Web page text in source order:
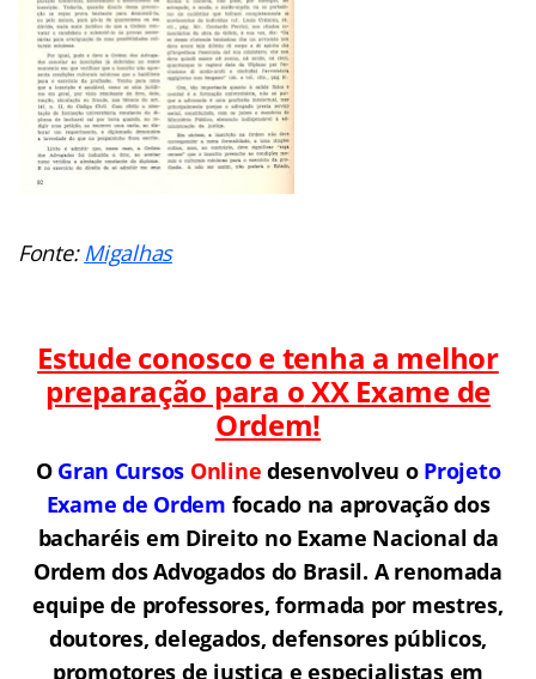
Fonte:Migalhas
Estude conosco e tenha a melhor
preparação para oXX Exame de
Ordem!
O Gran Cursos Online desenvolveu o Projeto
Exame de Ordem focado na aprovação dos
bacharéis em Direito no Exame Nacional da
Ordem dos Advogados do Brasil. A renomada
equipe de professores, formada por mestres,
doutores, delegados, defensores públicos,
promotores de justiça e especialistas em